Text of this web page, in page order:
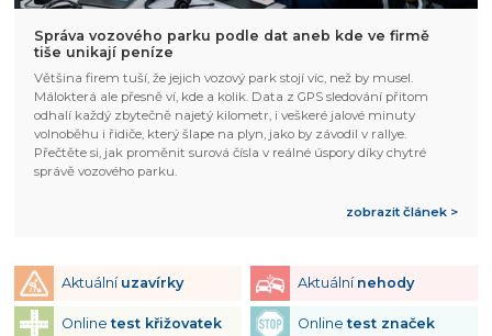
Správa vozového parku podle dat aneb kde ve firmě
tiše unikají peníze
Většina firem tuší, že jejich vozový park stojí víc, než by musel.
Málokterá ale přesně ví, kde a kolik. Data z GPS sledování přitom
odhalí každý zbytečně najetý kilometr, i veškeré jalové minuty
volnoběhu i řidiče, který šlape na plyn, jako by závodil v rallye.
Přečtěte si, jak proměnit surová čísla v reálné úspory díky chytré
správě vozového parku.
zobrazit článek >
Aktuální uzavírky Aktuální nehody
Onlinetest křižovatek Onlinetest značek